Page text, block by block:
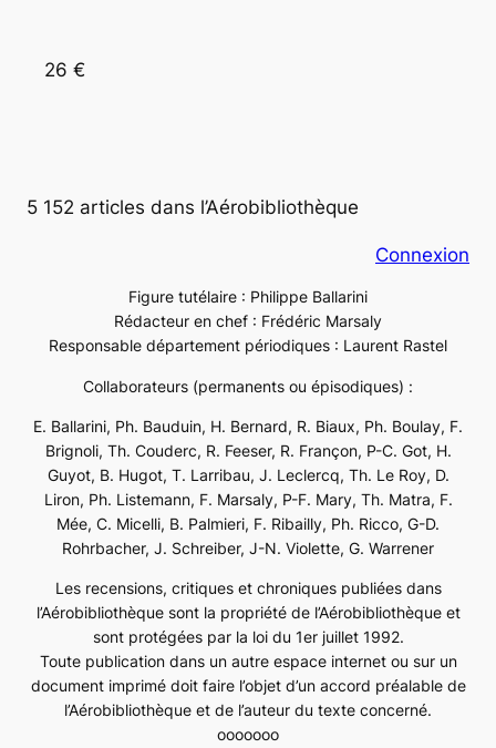
26 €
5 152 articles dans l’Aérobibliothèque
Connexion
Figure tutélaire : Philippe Ballarini
Rédacteur en chef : Frédéric Marsaly
Responsable département périodiques : Laurent Rastel
Collaborateurs (permanents ou épisodiques) :
E. Ballarini, Ph. Bauduin, H. Bernard, R. Biaux, Ph. Boulay, F.
Brignoli, Th. Couderc, R. Feeser, R. Françon, P-C. Got, H.
Guyot, B. Hugot, T. Larribau, J. Leclercq, Th. Le Roy, D.
Liron, Ph. Listemann, F. Marsaly, P-F. Mary, Th. Matra, F.
Mée, C. Micelli, B. Palmieri, F. Ribailly, Ph. Ricco, G-D.
Rohrbacher, J. Schreiber, J-N. Violette, G. Warrener
Les recensions, critiques et chroniques publiées dans
l’Aérobibliothèque sont la propriété de l’Aérobibliothèque et
sont protégées par la loi du 1er juillet 1992.
Toute publication dans un autre espace internet ou sur un
document imprimé doit faire l’objet d’un accord préalable de
l’Aérobibliothèque et de l’auteur du texte concerné.
ooooooo